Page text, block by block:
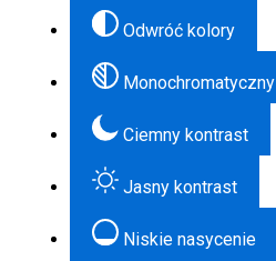
Odwróć kolory
Monochromatyczny
Ciemny kontrast
Jasny kontrast
Niskie nasycenie